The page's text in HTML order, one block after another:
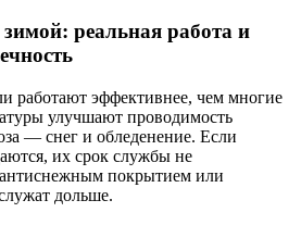
реальная работа и
работают эффективнее, чем многие
улучшают проводимость
— снег и обледенение. Если
их срок службы не
покрытием или
дольше.